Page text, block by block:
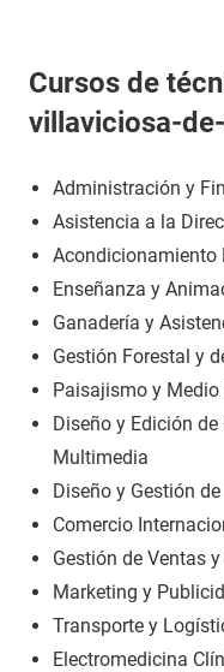
Cursos de
villaviciosa-
Administración y
Asistencia a la
Acondicionamiento
Enseñanza y
Ganadería y
Gestión Forestal y
Paisajismo y Medio
Diseño y Edición
Multimedia
Diseño y Gestión
Comercio
Gestión de Ventas
Marketing y
Transporte y
Electromedicina